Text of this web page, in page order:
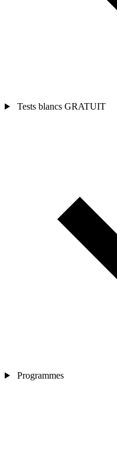
Tests blancs GRATUIT
Programmes